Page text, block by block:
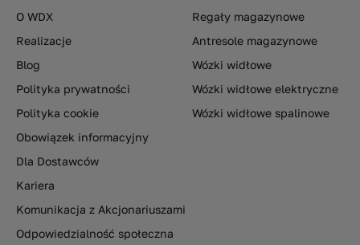
O WDX
Realizacje
Blog
Polityka prywatności
Polityka cookie
Obowiązek informacyjny
Dla Dostawców
Kariera
Komunikacja z Akcjonariuszami
Odpowiedzialność społeczna
Regały magazynowe
Antresole magazynowe
Wózki widłowe
Wózki widłowe elektryczne
Wózki widłowe spalinowe